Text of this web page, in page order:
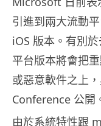
引進到兩大流動
iOS 版本。有別
平台版本將會把
或惡意軟件之上
Conference 公開
由於系統特性跟